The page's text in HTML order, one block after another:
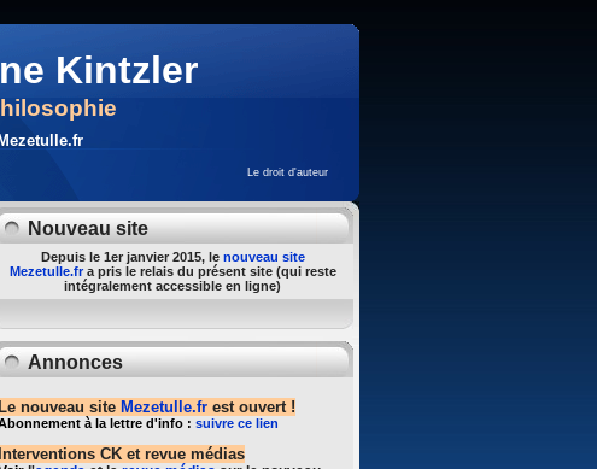
Kintzler
Le droit d'auteur
Nouveau site
Depuis le 1er janvier 2015, le nouveau site
Mezetulle.fra pris le relais du présent site (qui reste
intégralement accessible en ligne)
Annonces
Le nouveau site Mezetulle.fr est ouvert !
à la lettre d'info : suivre ce lien
Interventions CK et revue médias